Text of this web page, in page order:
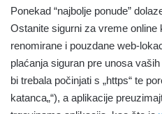
Ponekad “najbolje ponude”
Ostanite sigurni za vreme
renomirane i pouzdane web-
plaćanja siguran pre unosa
bi trebala počinjati s „https“ te
katanca„“), a aplikacije